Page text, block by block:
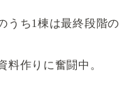
うち1棟は最終段階の
料作りに奮闘中。